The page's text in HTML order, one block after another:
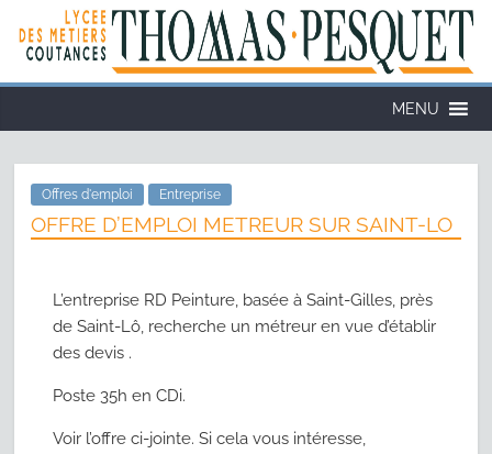
MENU
Offres d'emploi Entreprise
OFFRE D’EMPLOI METREUR SUR SAINT-LO
L’entreprise RD Peinture, basée à Saint-Gilles, près
de Saint-Lô, recherche un métreur en vue d’établir
des devis .
Poste 35h en CDi.
Voir l’offre ci-jointe. Si cela vous intéresse,